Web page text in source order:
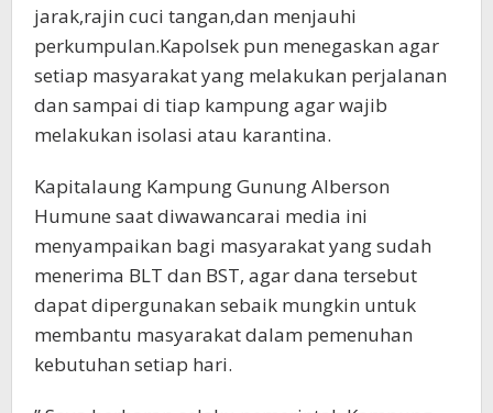
jarak,rajin cuci tangan,dan menjauhi
perkumpulan.Kapolsek pun menegaskan agar
setiap masyarakat yang melakukan perjalanan
dan sampai di tiap kampung agar wajib
melakukan isolasi atau karantina.
Kapitalaung Kampung Gunung Alberson
Humune saat diwawancarai media ini
menyampaikan bagi masyarakat yang sudah
menerima BLT dan BST, agar dana tersebut
dapat dipergunakan sebaik mungkin untuk
membantu masyarakat dalam pemenuhan
kebutuhan setiap hari.